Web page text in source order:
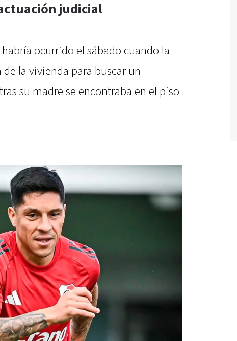
judicial
ocurrido el sábado cuando la
la vivienda para buscar un
su madre se encontraba en el piso